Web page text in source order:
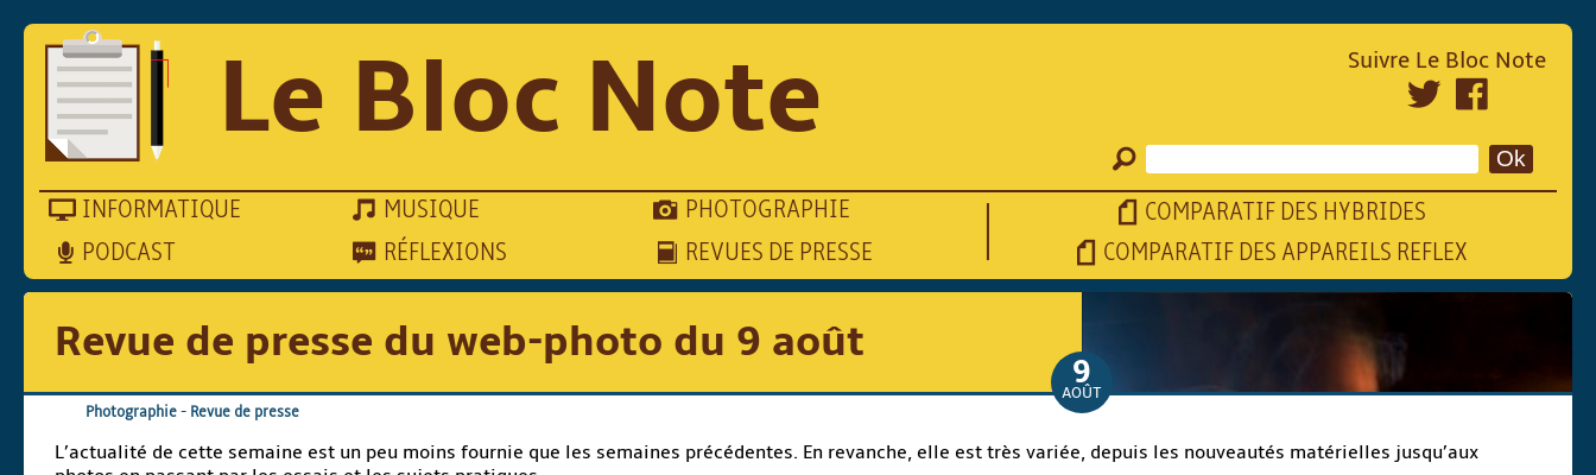
Le Bloc Note
INFORMATIQUE MUSIQUE
PHOTOGRAPHIE
PODCAST
RÉFLEXIONS REVUES DE PRESSE
COMPARATIF DES HYBRIDES
COMPARATIF DES APPAREILS REFLEX
Suivre Le Bloc Note
Revue de presse du web-photo du 9 août
9
AOÛT
Photographie- Revue de presse
L’actualité de cette semaine est un peu moins fournie que les semaines précédentes. En revanche, elle est très variée, depuis les nouveautés matérielles jusqu’aux